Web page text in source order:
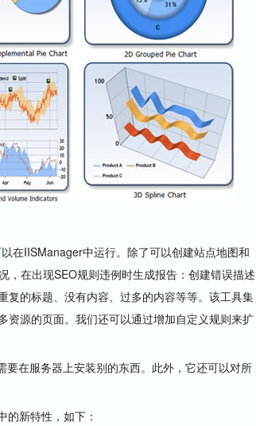
在IISManager中运行。除了可以创建站点地图和
，在出现SEO规则违例时生成报告：创建错误描述
复的标题、没有内容、过多的内容等等。该工具集
资源的页面。我们还可以通过增加自定义规则来扩
在服务器上安装别的东西。此外，它还可以对所
的新特性，如下：